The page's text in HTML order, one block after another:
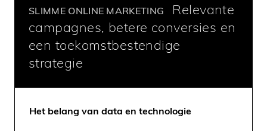
SLIMME ONLINE MARKETING
Relevante
campagnes, betere conversies en
een toekomstbestendige
strategie
Het belang van data en technologie